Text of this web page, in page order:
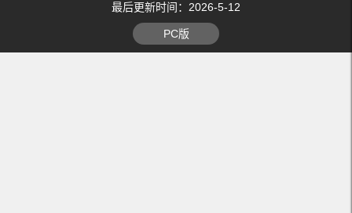
最后更新时间： 2026-5-12
PC版